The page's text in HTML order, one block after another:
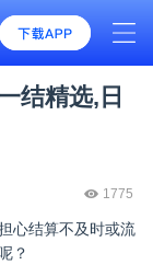
结精选,日
1775
心结算不及时或流
？